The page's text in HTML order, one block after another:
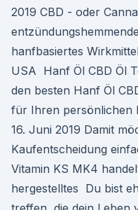
2019 CBD - oder
hanfbasiertes
USA Hanf Öl CBD Öl
den besten Hanf Öl
für Ihren persönlichen
16. Juni 2019 Damit
Kaufentscheidung
Vitamin KS MK4
hergestelltes Du bist